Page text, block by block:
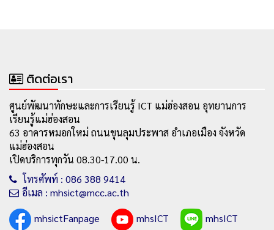
ติดต่อเรา
ศูนย์พัฒนาทักษะและการเรียนรู้ ICT แม่ฮ่องสอน อุทยานการ
เรียนรู้แม่ฮ่องสอน
63 อาคารหมอกใหม่ ถนนขุนลุมประพาส อำเภอเมือง จังหวัด
แม่ฮ่องสอน
เปิดบริการทุกวัน 08.30-17.00 น.
โทรศัพท์ : 086 388 9414
อีเมล : mhsict@mcc.ac.th
mhsictFanpage
mhsICT mhsICT